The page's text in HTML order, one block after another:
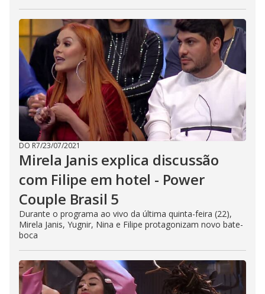
DO R7/23/07/2021
Mirela Janis explica discussão
com Filipe em hotel - Power
Couple Brasil 5
Durante o programa ao vivo da última quinta-feira (22),
Mirela Janis, Yugnir, Nina e Filipe protagonizam novo bate-
boca